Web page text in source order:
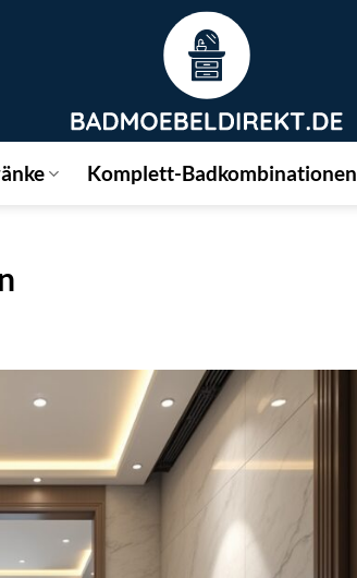
Komplett-Badkombinationen